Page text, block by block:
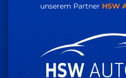
unserem Partner HSW